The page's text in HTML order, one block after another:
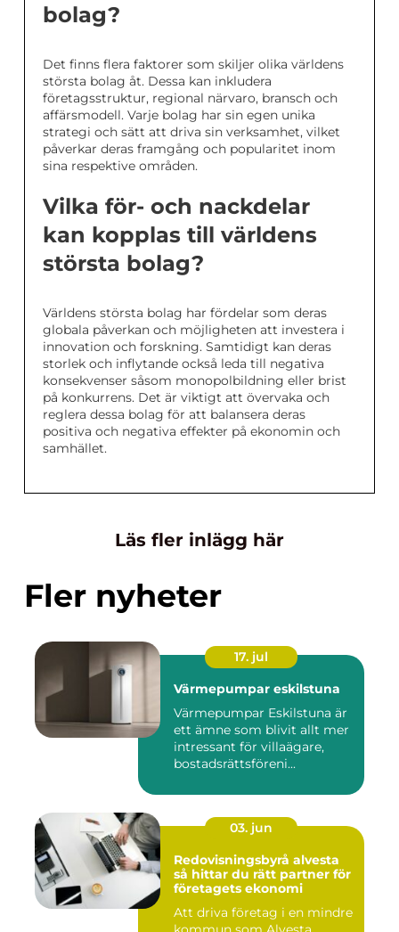
bolag?
Det finns flera faktorer som skiljer olika världens
största bolag åt. Dessa kan inkludera
företagsstruktur, regional närvaro, bransch och
affärsmodell. Varje bolag har sin egen unika
strategi och sätt att driva sin verksamhet, vilket
påverkar deras framgång och popularitet inom
sina respektive områden.
Vilka för- och nackdelar
kan kopplas till världens
största bolag?
Världens största bolag har fördelar som deras
globala påverkan och möjligheten att investera i
innovation och forskning. Samtidigt kan deras
storlek och inflytande också leda till negativa
konsekvenser såsom monopolbildning eller brist
på konkurrens. Det är viktigt att övervaka och
reglera dessa bolag för att balansera deras
positiva och negativa effekter på ekonomin och
samhället.
Läs fler inlägg här
Fler nyheter
17. jul
Värmepumpar eskilstuna
Värmepumpar Eskilstuna är
ett ämne som blivit allt mer
intressant för villaägare,
bostadsrättsföreni...
03. jun
Redovisningsbyrå alvesta
så hittar du rätt partner för
företagets ekonomi
Att driva företag i en mindre